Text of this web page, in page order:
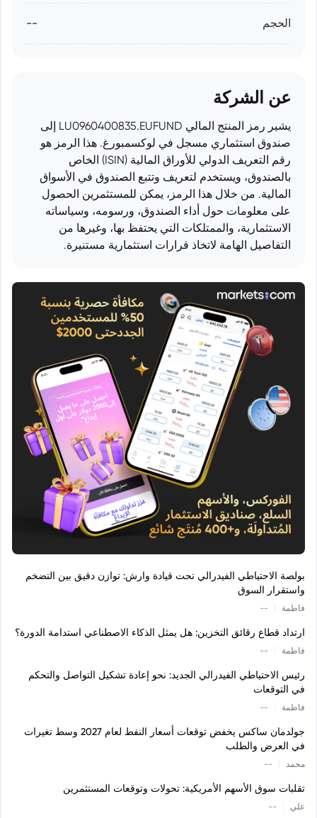
الحجم --
عن الشركة
يشير رمز المنتج المالي LU0960400835.EUFUND إلى
صندوق استثماري مسجل في لوكسمبورغ. هذا الرمز هو
رقم التعريف الدولي للأوراق المالية (ISIN) الخاص
بالصندوق، ويستخدم لتعريف وتتبع الصندوق في الأسواق
المالية. من خلال هذا الرمز، يمكن للمستثمرين الحصول
على معلومات حول أداء الصندوق، ورسومه، وسياساته
الاستثمارية، والممتلكات التي يحتفظ بها، وغيرها من
التفاصيل الهامة لاتخاذ قرارات استثمارية مستنيرة.
بولصة الاحتياطي الفيدرالي تحت قيادة وارش: توازن دقيق بين التضخم
واستقرار السوق
فاطمة --
ارتداد قطاع رقائق التخزين: هل يمثل الذكاء الاصطناعي استدامة الدورة؟
فاطمة --
رئيس الاحتياطي الفيدرالي الجديد: نحو إعادة تشكيل التواصل والتحكم
في التوقعات
فاطمة --
جولدمان ساكس يخفض توقعات أسعار النفط لعام 2027 وسط تغيرات
في العرض والطلب
محمد --
تقلبات سوق الأسهم الأمريكية: تحولات وتوقعات المستثمرين
علي --